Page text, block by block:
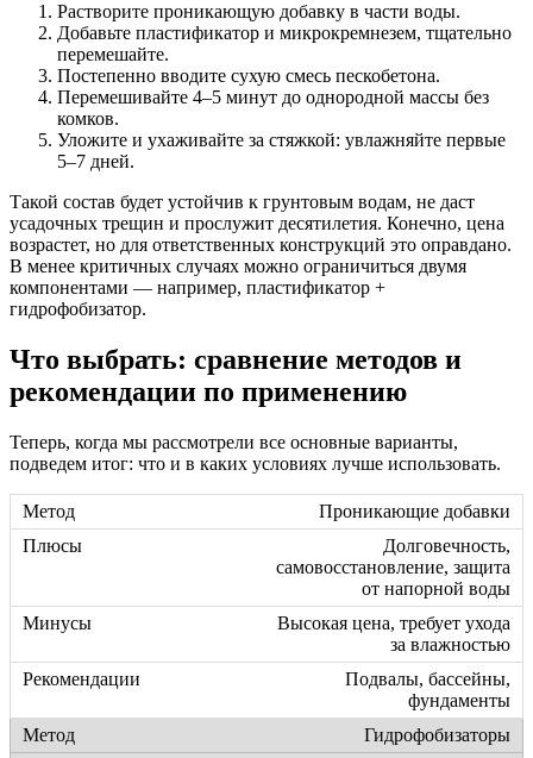
Растворите проникающую добавку в части воды.
Добавьте пластификатор и микрокремнезем, тщательно
перемешайте.
Постепенно вводите сухую смесь пескобетона.
Перемешивайте 4–5 минут до однородной массы без
комков.
Уложите и ухаживайте за стяжкой: увлажняйте первые
5–7 дней.
Такой состав будет устойчив к грунтовым водам, не даст
усадочных трещин и прослужит десятилетия. Конечно, цена
возрастет, но для ответственных конструкций это оправдано.
В менее критичных случаях можно ограничиться двумя
компонентами — например, пластификатор +
гидрофобизатор.
Что выбрать: сравнение методов и
рекомендации по применению
Теперь, когда мы рассмотрели все основные варианты,
подведем итог: что и в каких условиях лучше использовать.
Проникающие добавки
Долговечность,
самовосстановление, защита
от напорной воды
Высокая цена, требует ухода
за влажностью
Подвалы, бассейны,
фундаменты
Гидрофобизаторы